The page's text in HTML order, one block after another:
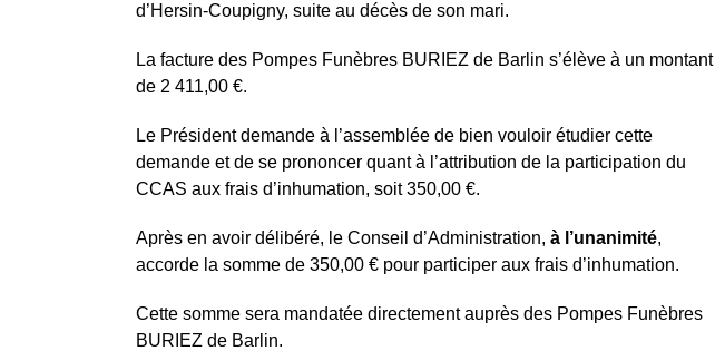
d’Hersin-Coupigny, suite au décès de son mari.
La facture des Pompes Funèbres BURIEZ de Barlin s’élève à un montant
de 2 411,00 €.
Le Président demande à l’assemblée de bien vouloir étudier cette
demande et de se prononcer quant à l’attribution de la participation du
CCAS aux frais d’inhumation, soit 350,00 €.
Après en avoir délibéré, le Conseil d’Administration, à l’unanimité,
accorde la somme de 350,00 € pour participer aux frais d’inhumation.
Cette somme sera mandatée directement auprès des Pompes Funèbres
BURIEZ de Barlin.